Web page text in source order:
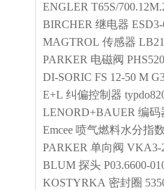
ENGLER T65S/
BIRCHER 继电器
MAGTROL 传感器
PARKER 电磁阀
DI-SORIC FS 12-50 M
E+L 纠偏控制器
LENORD+BAUER 编码
Emcee 喷气燃料水分指
PARKER 单向阀 VKA3-
BLUM 探头 P03.6600-
KOSTYRKA 密封圈